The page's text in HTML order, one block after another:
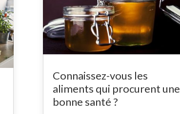
Connaissez-vous les
aliments qui procurent une
bonne santé ?